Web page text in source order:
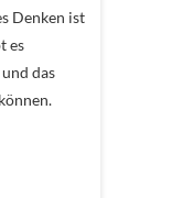
Denken ist
es
das